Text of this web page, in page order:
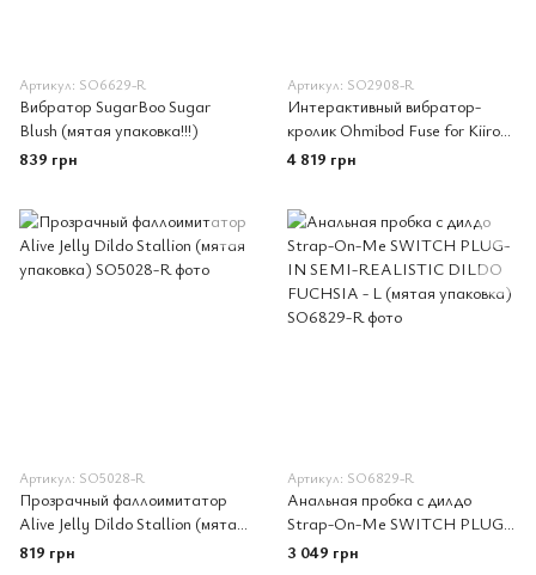
Артикул: SO6629-R
Вибратор SugarBoo Sugar
Blush (мятая упаковка!!!)
839 грн
Артикул: SO2908-R
Интерактивный вибратор-
кролик Ohmibod Fuse for Kiiroo
Pink (мятая упаковка)
4 819 грн
Артикул: SO5028-R
Прозрачный фаллоимитатор
Alive Jelly Dildo Stallion (мятая
упаковка)
819 грн
Артикул: SO6829-R
Анальная пробка с дилдо
Strap-On-Me SWITCH PLUG-
IN SEMI-REALISTIC DILDO
3 049 грн